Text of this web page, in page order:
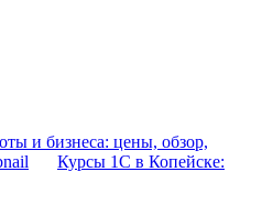
и бизнеса: цены, обзор,
Курсы 1С в Копейске: